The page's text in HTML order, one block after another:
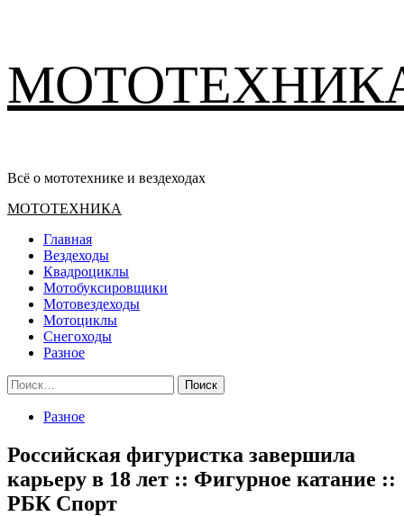
содержимому
Всё о мототехнике и вездеходах
Основное
МОТОТЕХНИКА
Главная
Вездеходы
Квадроциклы
Мотобуксировщики
Мотовездеходы
Мотоциклы
Снегоходы
Разное
Найти:
Разное
Российская фигуристка завершила
карьеру в 18 лет :: Фигурное катание ::
РБК Спорт